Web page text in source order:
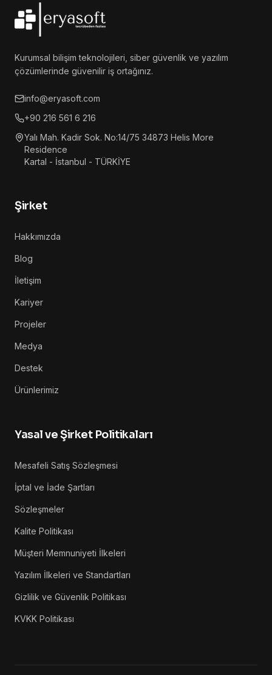
Kurumsal bilişim teknolojileri, siber güvenlik ve yazılım
çözümlerinde güvenilir iş ortağınız.
info@eryasoft.com
+90 216 561 6 216
Yalı Mah. Kadir Sok. No:14/75 34873 Helis More
Residence
Kartal - İstanbul - TÜRKİYE
Şirket
Hakkımızda
Blog
İletişim
Kariyer
Projeler
Medya
Destek
Ürünlerimiz
Yasal ve Şirket Politikaları
Mesafeli Satış Sözleşmesi
İptal ve İade Şartları
Sözleşmeler
Kalite Politikası
Müşteri Memnuniyeti İlkeleri
Yazılım İlkeleri ve Standartları
Gizlilik ve Güvenlik Politikası
KVKK Politikası